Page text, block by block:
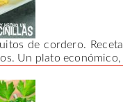
de cordero.
Un plato